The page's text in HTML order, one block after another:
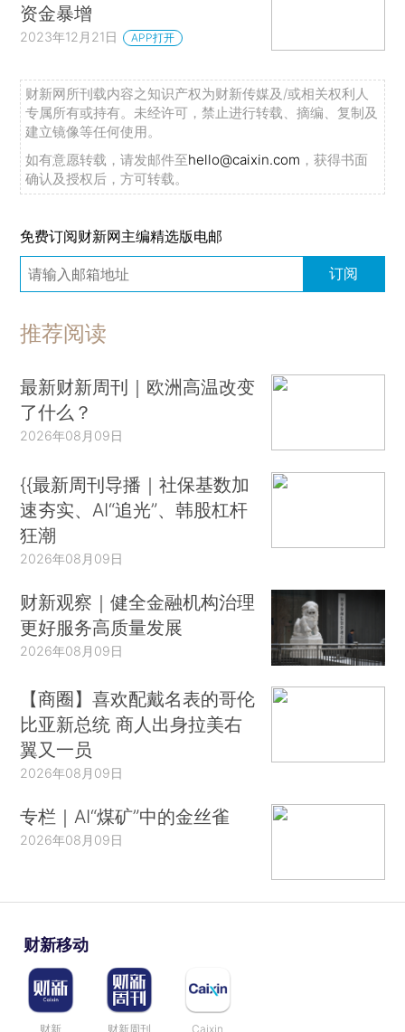
资金暴增
2023年12月21日 APP打开
财新网所刊载内容之知识产权为财新传媒及/或相关权利人
专属所有或持有。未经许可，禁止进行转载、摘编、复制及
建立镜像等任何使用。
如有意愿转载，请发邮件至hello@caixin.com ，获得书面
确认及授权后，方可转载。
免费订阅财新网主编精选版电邮
订阅
推荐阅读
最新财新周刊｜欧洲高温改变
了什么？
2026年08月09日
{{最新周刊导播｜社保基数加
速夯实、AI“追光”、韩股杠杆
狂潮
2026年08月09日
财新观察｜健全金融机构治理
更好服务高质量发展
2026年08月09日
【商圈】喜欢配戴名表的哥伦
比亚新总统 商人出身拉美右
翼又一员
2026年08月09日
专栏｜AI“煤矿”中的金丝雀
2026年08月09日
财新移动
财新 财新周刊 Caixin